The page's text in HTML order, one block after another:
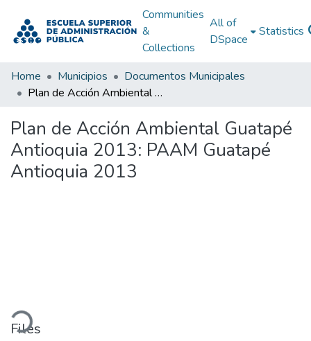
Communities
&
Collections
All of
DSpace
Statistics
Home Municipios
Documentos Municipales
Plan de Acción Ambiental Guatapé Antioquia 2013: PAAM Guatapé Antioquia 2013
Plan de Acción Ambiental Guatapé
Antioquia 2013: PAAM Guatapé
Antioquia 2013
Files